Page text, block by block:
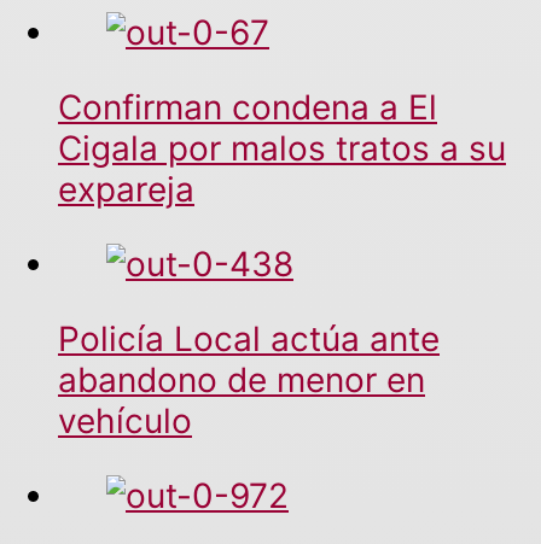
Confirman condena a El
Cigala por malos tratos a su
expareja
Policía Local actúa ante
abandono de menor en
vehículo